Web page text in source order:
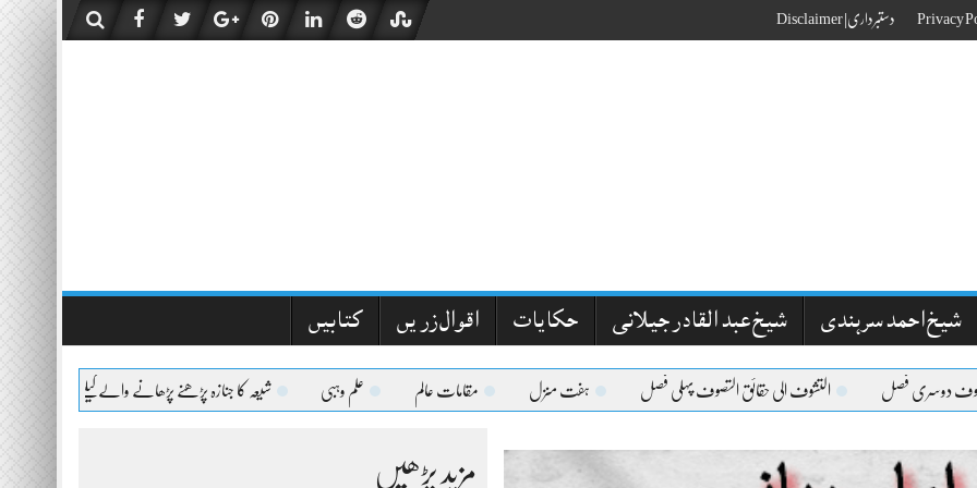
دستبرداری| Disclaimer
شیخ احمد سرہندی شیخ عبد القادر جیلانی حکایات اقوال زریں کتابیں
فصل التشوف الی حقائق التصوف پہلی فصل ہفت منزل مقامات عالم علم وہبی شیعہ کا جنازہ پڑھنے پڑھانے والےکیلئے اعلیٰحضرت کا فتویٰ
مزید پڑھیں